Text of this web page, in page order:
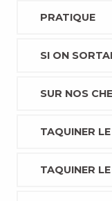
PRATIQUE
SI ON
SUR NOS
TAQUINER
TAQUINER